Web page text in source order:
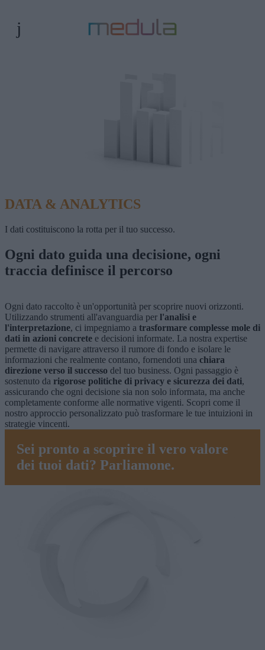
DATA & ANALYTICS
I dati costituiscono la rotta per il tuo successo.
Ogni dato guida una decisione, ogni
traccia definisce il percorso
Ogni dato raccolto è un'opportunità per scoprire nuovi orizzonti.
Utilizzando strumenti all'avanguardia per l'analisi e
l'interpretazione, ci impegniamo a trasformare complesse mole di
dati in azioni concrete e decisioni informate. La nostra expertise
permette di navigare attraverso il rumore di fondo e isolare le
informazioni che realmente contano, fornendoti una chiara
direzione verso il successo del tuo business. Ogni passaggio è
sostenuto da rigorose politiche di privacy e sicurezza dei dati,
assicurando che ogni decisione sia non solo informata, ma anche
completamente conforme alle normative vigenti. Scopri come il
nostro approccio personalizzato può trasformare le tue intuizioni in
strategie vincenti.
Sei pronto a scoprire il vero valore
dei tuoi dati? Parliamone.